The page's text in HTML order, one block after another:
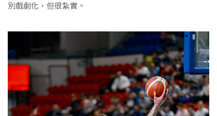
別戲劇化，但很紮實。